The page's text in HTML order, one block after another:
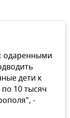
одаренными
дети к
10 тысяч
-